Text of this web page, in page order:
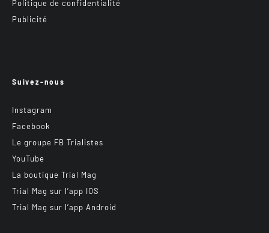
Politique de confidentialité
Publicité
Suivez-nous
Instagram
Facebook
Le groupe FB Trialistes
YouTube
La boutique Trial Mag
Trial Mag sur l’app IOS
Trial Mag sur l’app Android